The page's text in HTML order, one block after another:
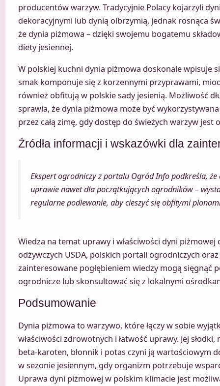
producentów warzyw. Tradycyjnie Polacy kojarzyli
dekoracyjnymi lub dynią olbrzymią, jednak rosnąca
że dynia piżmowa – dzięki swojemu bogatemu
diety jesiennej.
W polskiej kuchni dynia piżmowa doskonale wpisuje
smak komponuje się z korzennymi przyprawami,
również obfitują w polskie sady jesienią. Możliwość
sprawia, że dynia piżmowa może być
przez całą zimę, gdy dostęp do świeżych warzyw jest
Źródła informacji i wskazówki dla
Ekspert ogrodniczy z portalu Ogród Info podkreśla,
uprawie nawet dla początkujących ogrodników –
regularne podlewanie, aby cieszyć się obfitymi
Wiedza na temat uprawy i właściwości dyni
odżywczych USDA, polskich portali ogrodniczych
zainteresowane pogłębieniem wiedzy mogą sięgnąć
ogrodnicze lub skonsultować się z lokalnymi
Podsumowanie
Dynia piżmowa to warzywo, które łączy w sobie
właściwości zdrowotnych i łatwość uprawy. Jej
beta-karoten, błonnik i potas czyni ją wartościowym
w sezonie jesiennym, gdy organizm potrzebuje
Uprawa dyni piżmowej w polskim klimacie jest